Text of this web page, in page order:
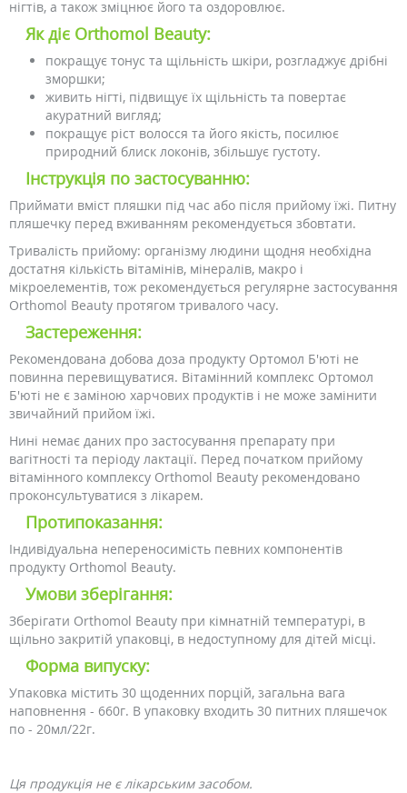
нігтів, а також зміцнює його та оздоровлює.
Як діє Orthomol Beauty:
покращує тонус та щільність шкіри, розгладжує дрібні
зморшки;
живить нігті, підвищує їх щільність та повертає
акуратний вигляд;
покращує ріст волосся та його якість, посилює
природний блиск локонів, збільшує густоту.
Інструкція по застосуванню:
Приймати вміст пляшки під час або після прийому їжі. Питну
пляшечку перед вживанням рекомендується збовтати.
Тривалість прийому: організму людини щодня необхідна
достатня кількість вітамінів, мінералів, макро і
мікроелементів, тож рекомендується регулярне застосування
Orthomol Beauty протягом тривалого часу.
Застереження:
Рекомендована добова доза продукту Ортомол Б'юті не
повинна перевищуватися. Вітамінний комплекс Ортомол
Б'юті не є заміною харчових продуктів і не може замінити
звичайний прийом їжі.
Нині немає даних про застосування препарату при
вагітності та періоду лактації. Перед початком прийому
вітамінного комплексу Orthomol Beauty рекомендовано
проконсультуватися з лікарем.
Протипоказання:
Індивідуальна непереносимість певних компонентів
продукту Orthomol Beauty.
Умови зберігання:
Зберігати Orthomol Beauty при кімнатній температурі, в
щільно закритій упаковці, в недоступному для дітей місці.
Форма випуску:
Упаковка містить 30 щоденних порцій, загальна вага
наповнення - 660г. В упаковку входить 30 питних пляшечок
по - 20мл/22г.
Ця продукція не є лікарським засобом.